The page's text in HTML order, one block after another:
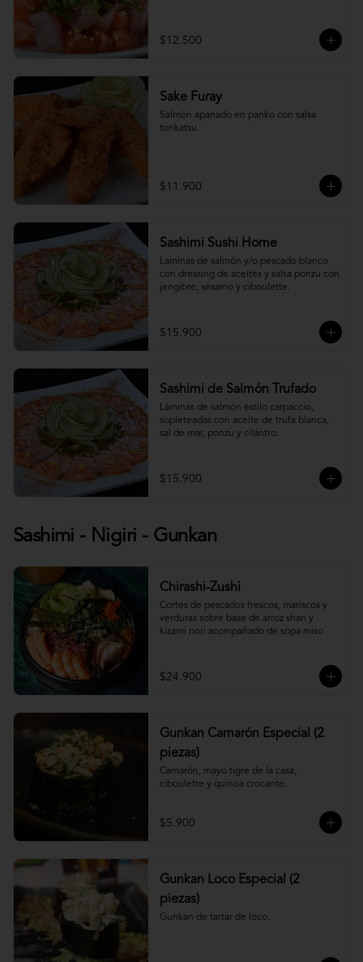
$12.500
Sake Furay
Salmón apanado en panko con salsa
tonkatsu.
$11.900
Sashimi Sushi Home
Laminas de salmón y/o pescado blanco
con dressing de aceites y salsa ponzu con
jengibre, sésamo y ciboulette.
$15.900
Sashimi de Salmón Trufado
Láminas de salmón estilo carpaccio,
sopleteadas con aceite de trufa blanca,
sal de mar, ponzu y cilántro.
$15.900
Sashimi - Nigiri - Gunkan
Chirashi-Zushi
Cortes de pescados frescos, mariscos y
verduras sobre base de arroz shari y
kizami nori acompañado de sopa miso
$24.900
Gunkan Camarón Especial (2
piezas)
Camarón, mayo tigre de la casa,
ciboulette y quinoa crocante.
$5.900
Gunkan Loco Especial (2
piezas)
Gunkan de tartar de loco.